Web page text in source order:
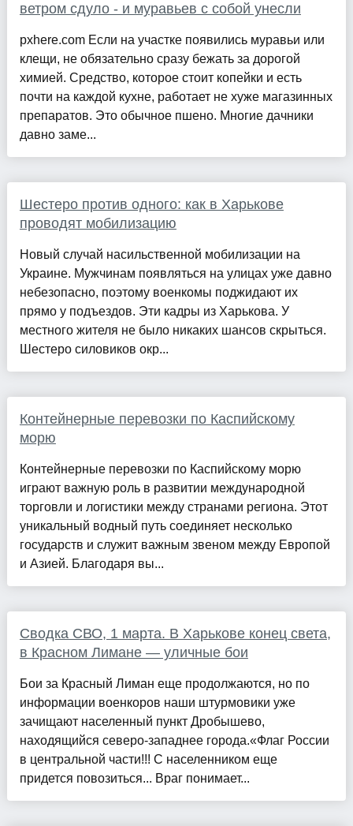
ветром сдуло - и муравьев с собой унесли
pxhere.com Если на участке появились муравьи или
клещи, не обязательно сразу бежать за дорогой
химией. Средство, которое стоит копейки и есть
почти на каждой кухне, работает не хуже магазинных
препаратов. Это обычное пшено. Многие дачники
давно заме...
Шестеро против одного: как в Харькове
проводят мобилизацию
Новый случай насильственной мобилизации на
Украине. Мужчинам появляться на улицах уже давно
небезопасно, поэтому военкомы поджидают их
прямо у подъездов. Эти кадры из Харькова. У
местного жителя не было никаких шансов скрыться.
Шестеро силовиков окр...
Контейнерные перевозки по Каспийскому
морю
Контейнерные перевозки по Каспийскому морю
играют важную роль в развитии международной
торговли и логистики между странами региона. Этот
уникальный водный путь соединяет несколько
государств и служит важным звеном между Европой
и Азией. Благодаря вы...
Сводка СВО, 1 марта. В Харькове конец света,
в Красном Лимане — уличные бои
Бои за Красный Лиман еще продолжаются, но по
информации военкоров наши штурмовики уже
зачищают населенный пункт Дробышево,
находящийся северо-западнее города.«Флаг России
в центральной части!!! С населенником еще
придется повозиться... Враг понимает...